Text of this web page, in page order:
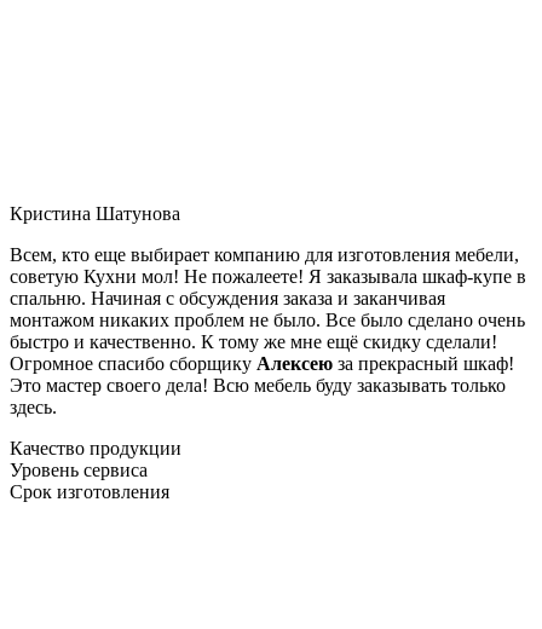
Кристина Шатунова
Всем, кто еще выбирает компанию для изготовления мебели,
советую Кухни мол! Не пожалеете! Я заказывала шкаф-купе в
спальню. Начиная с обсуждения заказа и заканчивая
монтажом никаких проблем не было. Все было сделано очень
быстро и качественно. К тому же мне ещё скидку сделали!
Огромное спасибо сборщику Алексею за прекрасный шкаф!
Это мастер своего дела! Всю мебель буду заказывать только
здесь.
Качество продукции
Уровень сервиса
Срок изготовления